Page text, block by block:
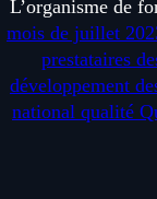
L’organisme de
mois de juillet
prestataires
développement
national qualité